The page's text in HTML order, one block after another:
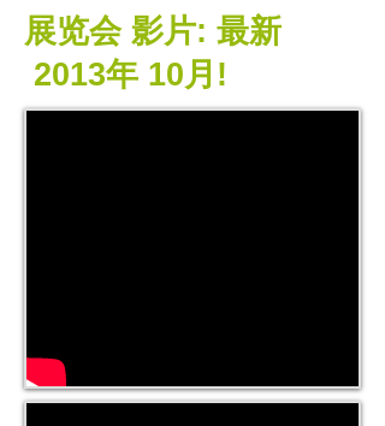
展览会 影片: 最新
2013年 10月!